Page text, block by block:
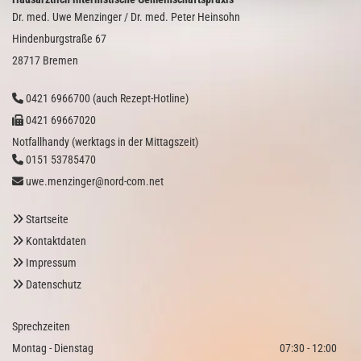
Dr. med. Uwe Menzinger / Dr. med. Peter Heinsohn
Hindenburgstraße 67
28717 Bremen
 0421 6966700 (auch Rezept-Hotline)
 0421 69667020
Notfallhandy (werktags in der Mittagszeit)
 0151 53785470
 uwe.menzinger@nord-com.net
 Startseite
 Kontaktdaten
 Impressum
 Datenschutz
Sprechzeiten
Montag - Dienstag
07:30 - 12:00